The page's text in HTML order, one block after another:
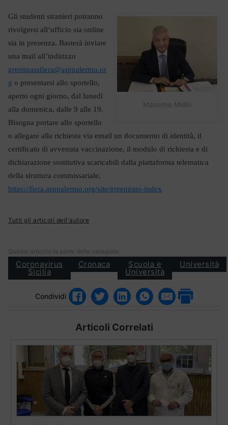
Massimo Midiri
Gli studenti stranieri potranno
rivolgersi all’ufficio sia online
sia in presenza. Basterà inviare
una mail all’indirizzo
greenpassfiera@asppalermo.or
g o presentarsi allo sportello,
aperto ogni giorno, dal lunedì
alla domenica, dalle 9 alle 19.
Bisogna portare allo sportello
o allegare alla richiesta via email un documento di identità, il
certificato di avvenuta vaccinazione, il modulo di richiesta e di
dichiarazione sostitutiva scaricabili dalla piattaforma telematica
della struttura commissariale,
https://fiera.asppalermo.org/site/greenpass-index
Tutti gli articoli dell'autore
Questo articolo fa parte delle categorie:
Coronavirus
Sicilia
Cronaca Scuola e
Università
Università
Condividi
Articoli Correlati